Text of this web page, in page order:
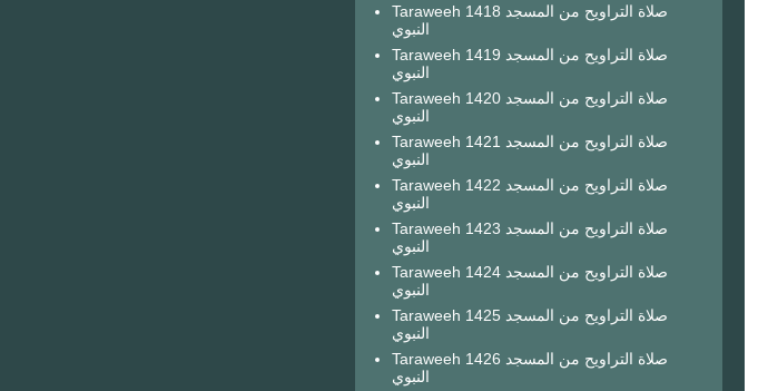
Taraweeh 1418 صلاة التراويح من المسجد
النبوي
Taraweeh 1419 صلاة التراويح من المسجد
النبوي
Taraweeh 1420 صلاة التراويح من المسجد
النبوي
Taraweeh 1421 صلاة التراويح من المسجد
النبوي
Taraweeh 1422 صلاة التراويح من المسجد
النبوي
Taraweeh 1423 صلاة التراويح من المسجد
النبوي
Taraweeh 1424 صلاة التراويح من المسجد
النبوي
Taraweeh 1425 صلاة التراويح من المسجد
النبوي
Taraweeh 1426 صلاة التراويح من المسجد
النبوي